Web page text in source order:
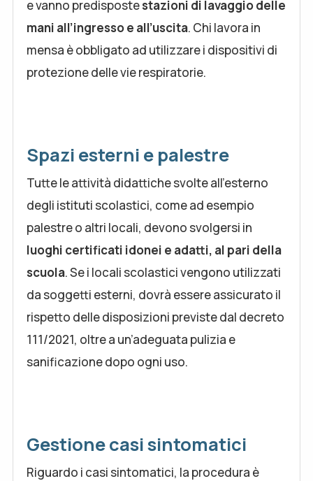
e vanno predispostestazioni di lavaggio delle
mani all’ingresso e all’uscita. Chi lavora in
mensa è obbligato ad utilizzare i dispositivi di
protezione delle vie respiratorie.
Spazi esterni e palestre
Tutte le attività didattiche svolte all'esterno
degli istituti scolastici, come ad esempio
palestre o altri locali, devono svolgersi in
luoghi certificati idonei e adatti, al pari della
scuola. Se i locali scolastici vengono utilizzati
da soggetti esterni, dovrà essere assicurato il
rispetto delle disposizioni previste dal decreto
111/2021, oltre a un’adeguata pulizia e
sanificazione dopo ogni uso.
Gestione casi sintomatici
Riguardo i casi sintomatici, la procedura è